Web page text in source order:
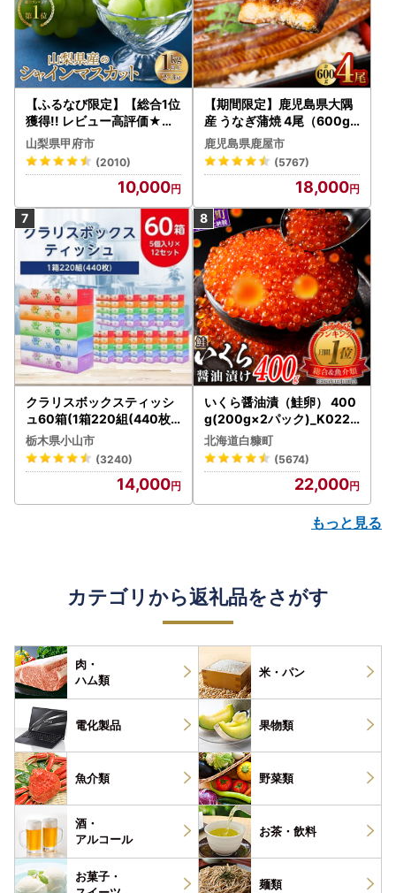
【ふるなび限定】【総合1位
獲得!! レビュー高評価★】
〈2026年度配送分〉山梨
県産 シャインマスカット 2
～3房（1.0kg以上）シャイ
ン フルーツ FN-Limited-S
P
山梨県甲府市
(2010)
10,000
【期間限定】鹿児島県大隅
産 うなぎ蒲焼 4尾（600g
） KN007-004-04-cp18
うなぎ 鰻 魚 惣菜 総菜
鹿児島県鹿屋市
(5767)
18,000
クラリスボックスティッシ
ュ60箱(1箱220組(440枚))
(5個入り×12セット)【配送
不可地域：離島・沖縄県】
【1256759】
栃木県小山市
(3240)
14,000
いくら醤油漬（鮭卵） 400
g(200g×2パック)_K022-
1676
北海道白糠町
(5674)
22,000
もっと見る
カテゴリから返礼品をさがす
肉・
ハム類
米・パン
電化製品 果物類
魚介類 野菜類
酒・
アルコール
お茶・ 飲料
お菓子・
麺類